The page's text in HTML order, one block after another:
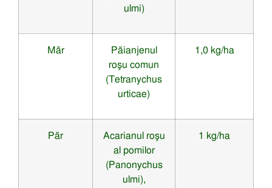
ulmi)
Măr
Păianjenul
roşu comun
(Tetranychus
urticae)
1,0 kg/ha
Păr
Acarianul roşu
al pomilor
(Panonychus
ulmi),
1 kg/ha